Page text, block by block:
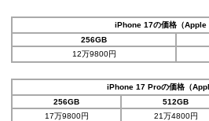
iPhone 17の価格（Apple
256GB
12万9800円
iPhone 17 Proの価格（
256GB
512GB
17万9800円
21万4800円